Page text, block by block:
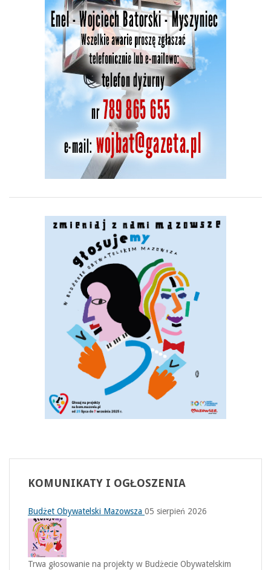
KOMUNIKATY I OGŁOSZENIA
Budżet Obywatelski Mazowsza 05 sierpień 2026
Trwa głosowanie na projekty w Budżecie Obywatelskim